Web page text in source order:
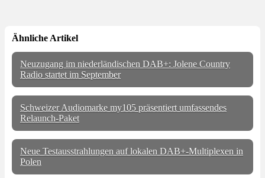
Ähnliche Artikel
Neuzugang im niederländischen DAB+: Jolene Country
Radio startet im September
Schweizer Audiomarke my105 präsentiert umfassendes
Relaunch-Paket
Neue Testausstrahlungen auf lokalen DAB+-Multiplexen in
Polen